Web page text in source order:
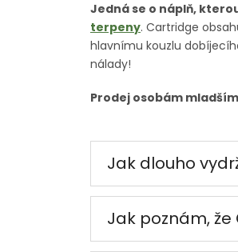
Jedná se o náplň,
terpeny. Cartridge
hlavnímu kouzlu
nálady!
Prodej osobám
Jak dlouho
Jak poznám, že